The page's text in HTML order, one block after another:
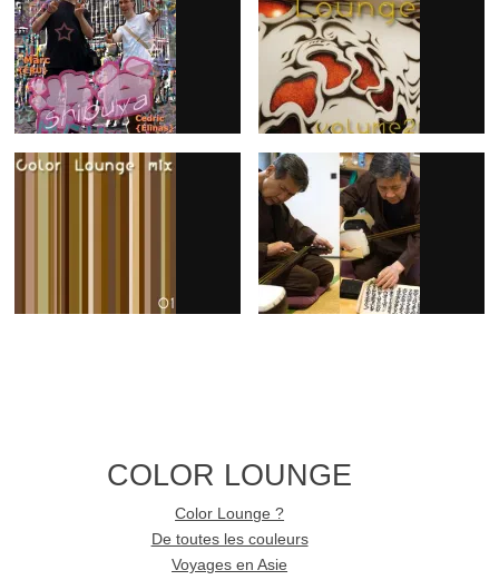
COLOR LOUNGE
Color Lounge ?
De toutes les couleurs
Voyages en Asie